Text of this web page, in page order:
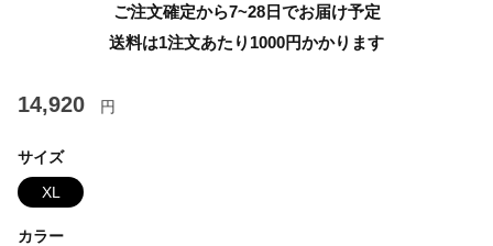
ご注文確定から7~28日でお届け予定
送料は1注文あたり 1000円かかります
14,920 円
サイズ
XL
カラー